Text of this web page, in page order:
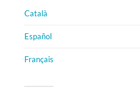
Català
Español
Français